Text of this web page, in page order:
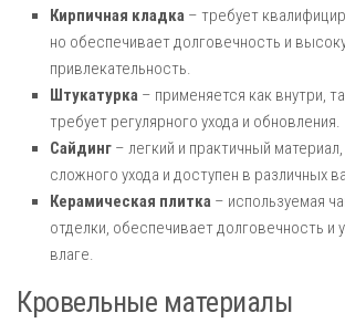
Кирпичная кладка – требует
но обеспечивает долговечность и
привлекательность.
Штукатурка – применяется как внутри,
требует регулярного ухода и обновления.
Сайдинг – легкий и практичный
сложного ухода и доступен в различных
Керамическая плитка – используемая
отделки, обеспечивает долговечность и
влаге.
Кровельные материалы